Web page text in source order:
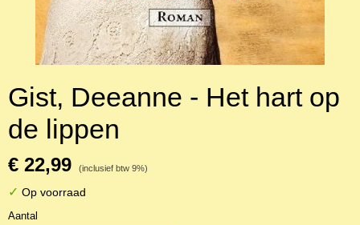
Gist, Deeanne - Het hart op
de lippen
€ 22,99 (inclusief btw 9%)
✓ Op voorraad
Aantal